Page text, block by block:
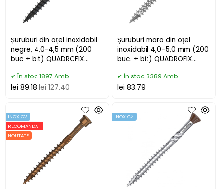
Șuruburi din oțel inoxidabil
negre, 4,0-4,5 mm (200
buc + bit) QUADROFIX
În stoc 1897 Amb.
lei 89.18 lei 127.40
Șuruburi maro din oțel
inoxidabil 4,0–5,0 mm (200
buc. + bit) QUADROFIX
În stoc 3389 Amb.
lei 83.79
INOX C2
RECOMANDAT
NOUTATE
INOX C2